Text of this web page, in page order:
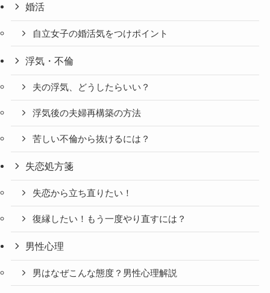
婚活
自立女子の婚活気をつけポイント
浮気・不倫
夫の浮気、どうしたらいい？
浮気後の夫婦再構築の方法
苦しい不倫から抜けるには？
失恋処方箋
失恋から立ち直りたい！
復縁したい！もう一度やり直すには？
男性心理
男はなぜこんな態度？男性心理解説